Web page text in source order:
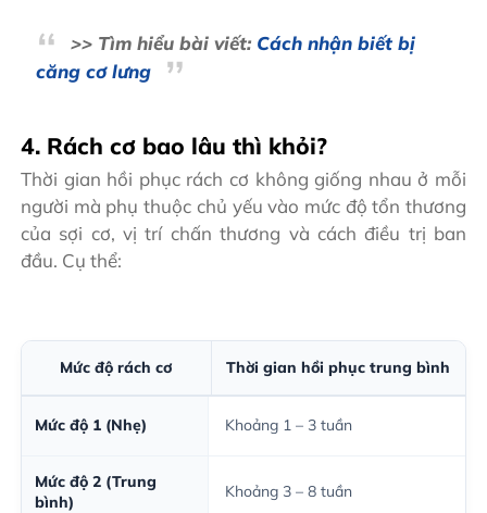
>> Tìm hiểu bài viết: Cách nhận biết bị
căng cơ lưng
4. Rách cơ bao lâu thì khỏi?
Thời gian hồi phục rách cơ không giống nhau ở mỗi
người mà phụ thuộc chủ yếu vào mức độ tổn thương
của sợi cơ, vị trí chấn thương và cách điều trị ban
đầu. Cụ thể:
Mức độ rách cơ Thời gian hồi phục trung bình
Mức độ 1 (Nhẹ) Khoảng 1 – 3 tuần
Mức độ 2 (Trung
bình)
Khoảng 3 – 8 tuần